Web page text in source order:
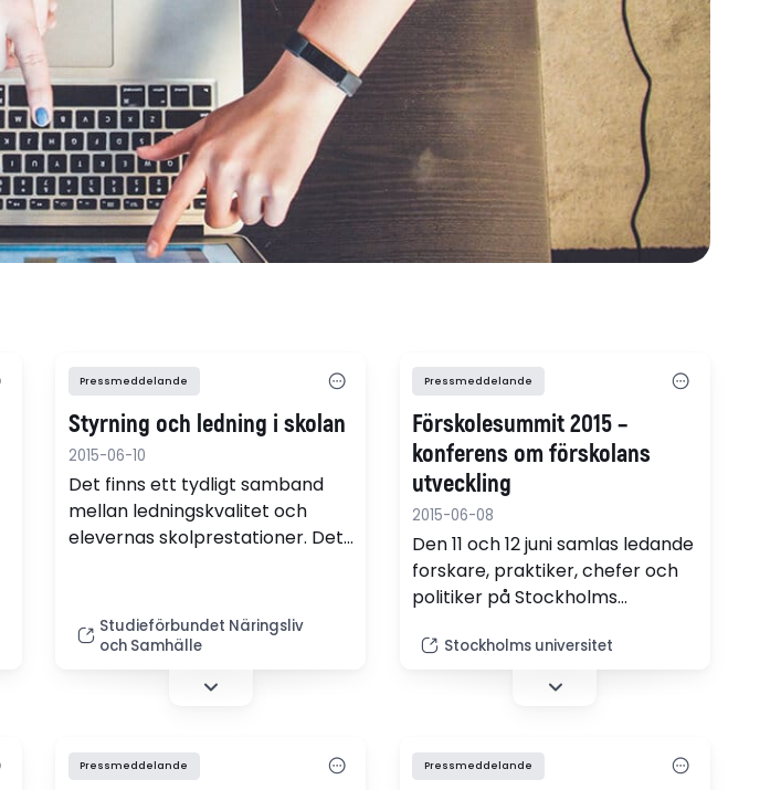
Pressmeddelande
Styrning och ledning i skolan
2015-06-10
Det finns ett tydligt samband
mellan ledningskvalitet och
elevernas skolprestationer. Det
Stanfordprofessorn Nicholas
Bloom i samarbete med tre
andra forskare.
Studieförbundet Näringsliv
och Samhälle
Pressmeddelande
Förskolesummit 2015 –
konferens om förskolans
utveckling
2015-06-08
Den 11 och 12 juni samlas ledande
forskare, praktiker, chefer och
politiker på Stockholms
förskolan. Programmet vänder
sig till den som arbetar inom
Stockholms universitet
Pressmeddelande Pressmeddelande